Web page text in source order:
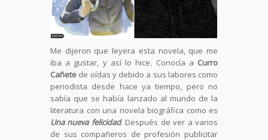
Me dijeron que leyera esta novela, que me
iba a gustar, y así lo hice. Conocía a Curro
Cañete de oídas y debido a sus labores como
periodista desde hace ya tiempo, pero no
sabía que se había lanzado al mundo de la
literatura con una novela biográfica como es
Una nueva felicidad. Después de ver a varios
de sus compañeros de profesión publicitar